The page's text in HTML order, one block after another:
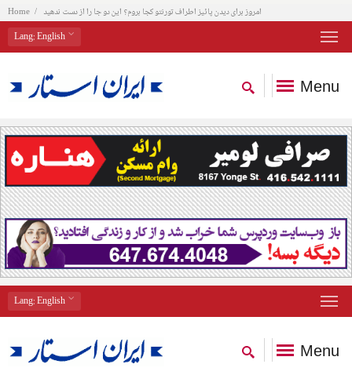
Home امروز برای دیدن پائیز اطراف تورنتو کجا بروم؟ این دو جا را از دست ندهید
Lang: English
Menu
Lang: English
Menu